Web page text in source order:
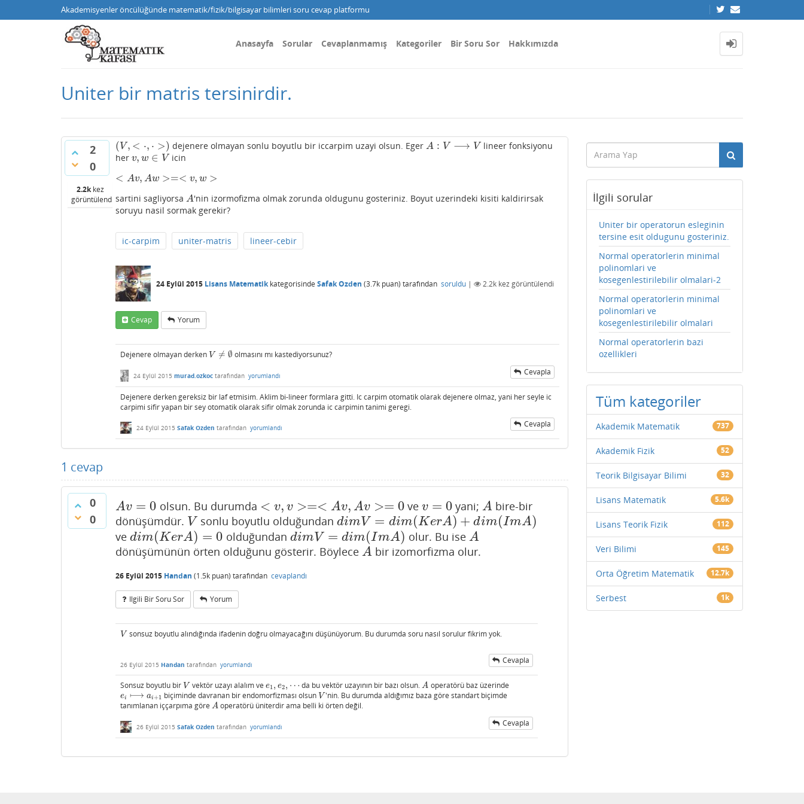
Akademisyenler öncülüğünde matematik/fizik/bilgisayar bilimleri soru cevap platformu
Anasayfa Sorular Cevaplanmamış Kategoriler Bir Soru Sor Hakkımızda
Uniter bir matris tersinirdir.
2
0
2.2kkez
görüntülendi
(V , < ⋅, ⋅ >)
(V,<⋅ ,⋅> dejenere olmayan sonlu boyutlu bir iccarpim uzayi olsun. EgerA : V ⟶ V
A: V⟶V
lineer fonksiyonu
her v, w ∈ V
v,w∈ V icin
< Av, Aw >=< v, w >
<Av,Aw>=<v,w>
sartini sagliyorsa A
A 'nin izormofizma olmak zorunda oldugunu gosteriniz. Boyut uzerindeki kisiti kaldirirsak
soruyu nasil sormak gerekir?
ic-carpim uniter-matris lineer-cebir
24 Eylül 2015 Lisans Matematikkategorisinde Safak Ozden (3.7k puan) tarafından soruldu | 2.2k kez görüntülendi
Cevap Yorum
Dejenere olmayan derken V ≠ ∅
V≠ ∅ olmasını mı kastediyorsunuz?
24 Eylül 2015 murad.ozkoc tarafından yorumlandı Cevapla
Dejenere derken gereksiz bir laf etmisim. Aklim bi-lineer formlara gitti. Ic carpim otomatik olarak dejenere olmaz, yani her seyle ic
carpimi sifir yapan bir sey otomatik olarak sifir olmak zorunda ic carpimin tanimi geregi.
24 Eylül 2015 Safak Ozden tarafından yorumlandı Cevapla
1 cevap
0
0
Av = 0
Av= 0 olsun. Bu durumda < v, v >=< Av, Av >= 0
<v v>=< Av,Av>=0 ve v = 0
v=0 yani;A
A bire-bir
dönüşümdür. V
V sonlu boyutlu olduğundan dimV = dim(KerA) + dim(ImA)
dimV=dim (KerA)+dim(Im A)
ve dim(KerA) = 0
dim(KerA)=0 olduğundan dimV = dim(ImA)
dimV=dim(ImA) olur. Bu ise A
A
dönüşümünün örten olduğunu gösterir. Böylece A
A bir izomorfizma olur.
26 Eylül 2015 Handan (1.5k puan) tarafından cevaplandı
Ilgili Bir Soru Sor Yorum
V
V sonsuz boyutlu alındığında ifadenin doğru olmayacağını düşünüyorum. Bu durumda soru nasıl sorulur fikrim yok.
26 Eylül 2015 Handan tarafından yorumlandı Cevapla
Sonsuz boyutlu bir V
V vektör uzayı alalım vee1, e2, ⋯
e1, e2,⋯ da bu vektör uzayının bir bazı olsun.A
A operatörü baz üzerinde
ei ⟼ ai+1
ei ⟼ai+ 1 biçiminde davranan bir endomorfizması olsun V
V 'nin. Bu durumda aldığımız baza göre standart biçimde
tanımlanan iççarpıma göre A
A operatörü üniterdir ama belli ki örten değil.
26 Eylül 2015 Safak Ozden tarafından yorumlandı Cevapla
İlgili sorular
Uniter bir operatorun esleginin
tersine esit oldugunu gosteriniz.
Normal operatorlerin minimal
polinomlari ve
kosegenlestirilebilir olmalari-2
Normal operatorlerin minimal
polinomlari ve
kosegenlestirilebilir olmalari
Normal operatorlerin bazi
ozellikleri
Tüm kategoriler
Akademik Matematik 737
Akademik Fizik 52
Teorik Bilgisayar Bilimi 32
Lisans Matematik 5.6k
Lisans Teorik Fizik 112
Veri Bilimi 145
Orta Öğretim Matematik 12.7k
Serbest 1k